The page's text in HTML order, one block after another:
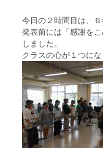
今日の２時間目は、６
発表前には「感謝を
しました。
クラスの心が１つに